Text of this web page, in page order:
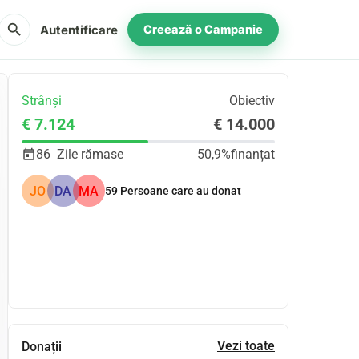
search Autentificare Creează o Campanie
Strânși Obiectiv
€ 7.124 € 14.000
86 Zile rămase 50,9%finanțat
JO DA MA 59 Persoane care au donat
Donații Vezi toate